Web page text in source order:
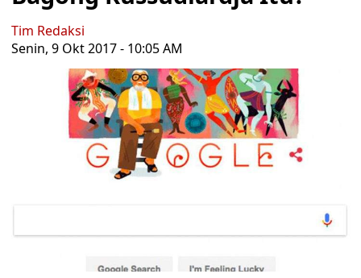
Tim Redaksi
Senin, 9 Okt 2017 - 10:05 AM